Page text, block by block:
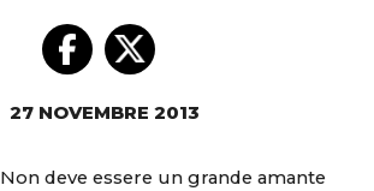
27 NOVEMBRE 2013
Non deve essere un grande amante